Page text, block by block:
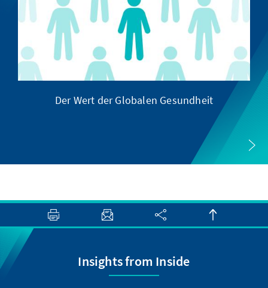
Der Wert der Globalen Gesundheit
Insights from Inside